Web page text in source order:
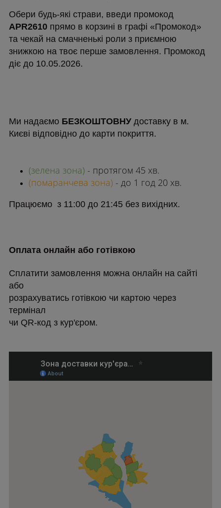
Обери будь-які страви, введи промокод
APR2610 прямо в корзині в графі «Промокод»
та чекай на смачненькі роли з приємною
знижкою на твоє перше замовлення. Промокод
діє до 10.05.2026.
Ми надаємо БЕЗКОШТОВНУ доставку в м.
Києві відповідно до карти покриття.
(зелена зона) - протягом 45 хв.
(помаранчева зона) - до 1 год 20 хв.
Працюємо з 11:00 до 21:45 без вихідних.
Оплата онлайн або готівкою
Сплатити замовлення можна онлайн на сайті
або
розрахуватись готівкою чи картою через
термінал
чи QR-код з кур'єром.